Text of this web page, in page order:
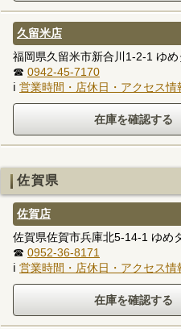
久留米店
福岡県久留米市新合川1-2-1 ゆ
☎ 0942-45-7170
ℹ 営業時間・店休日・アクセス情
佐賀県
佐賀店
佐賀県佐賀市兵庫北5-14-1 ゆめ
☎ 0952-36-8171
ℹ 営業時間・店休日・アクセス情